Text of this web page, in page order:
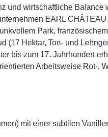
und wirtschaftliche
EARL
Park,
Hektar, Ton- und
bis zum 17. Jahrhundert
Arbeitsweise Rot-,
mit einer subtilen